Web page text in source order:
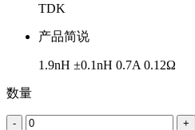
TDK
产品简说
1.9nH ±0.1nH 0.7A 0.12Ω
数量
- +